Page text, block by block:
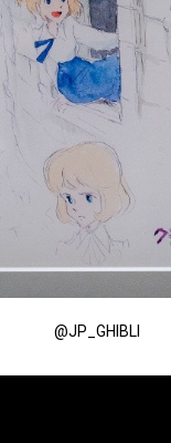
@JP_GHIBLI